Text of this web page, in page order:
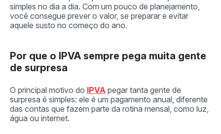
simples no dia a dia. Com um pouco de planejamento,
você consegue prever o valor, se preparar e evitar
aquele susto no começo do ano.
Por que o IPVA sempre pega muita gente
de surpresa
O principal motivo do IPVA pegar tanta gente de
surpresa é simples: ele é um pagamento anual, diferente
das contas que fazem parte da rotina mensal, como luz,
água ou internet.